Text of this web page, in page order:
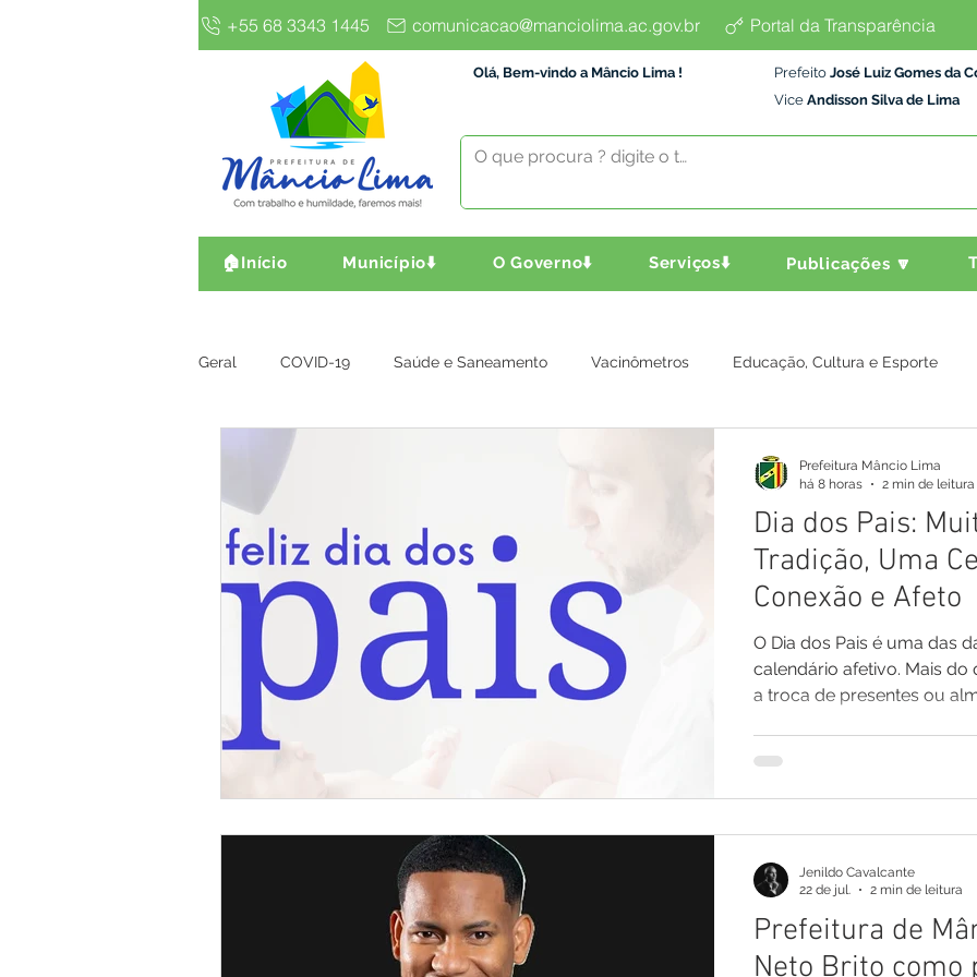
+55 68 3343 1445 comunicacao@manciolima.ac.gov.br Portal da Transparência
Olá, Bem-vindo a Mâncio Lima ! Prefeito José Luiz Gomes da
Vice Andisson Silva de Lima
🏠Início Município⬇️ O Governo⬇️ Serviços⬇️ Publicações 🔽
Geral COVID-19 Saúde e Saneamento Vacinômetros Educação, Cultura e Esporte
Gestão e Finanças Assistência Social
Meio Ambiente Comunicado Defesa Civil Nota de
Datas Comemorativas Institucional e Governo
Administração e Planejamento
Saúde Vigilãncia Sanitária
Dia dos Pais:
Tradição, Uma
Conexão e Afeto
O Dia dos Pais é uma das
calendário afetivo. Mais
a troca de presentes ou
desenvolvimento e no
A Evolução da
pai associado excl
Prefeitura Mâncio Lima
há 8 horas
2 min de leitura
Prefeitura de
Neto Brito
Jenildo Cavalcante
22 de jul.
2 min de leitura